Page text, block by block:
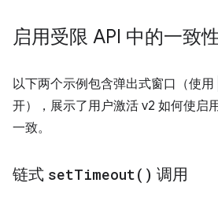
启用受限 API 中的一致
以下两个示例包含弹出式窗口（使用
开），展示了用户激活 v2 如何使启
一致。
链式 setTimeout( ) 调用